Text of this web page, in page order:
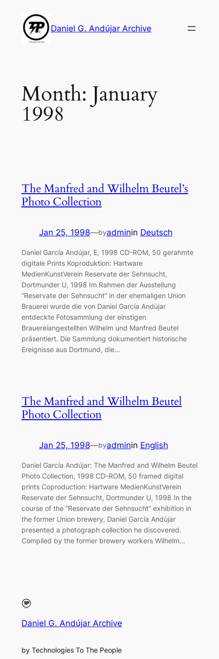
content
Daniel G. Andújar Archive
Month: January
1998
The Manfred and Wilhelm Beutel’s
Photo Collection
Jan 25, 1998—byadminin Deutsch
Daniel García Andújar, E, 1998 CD-ROM, 50 gerahmte
digitale Prints Koproduktion: Hartware
MedienKunstVerein Reservate der Sehnsucht,
Dortmunder U, 1998 Im Rahmen der Ausstellung
“Reservate der Sehnsucht” in der ehemaligen Union
Brauerei wurde die von Daniel García Andùjar
entdeckte Fotosammlung der einstigen
Brauereiangestellten Wilhelm und Manfred Beutel
präsentiert. Die Sammlung dokumentiert historische
Ereignisse aus Dortmund, die…
The Manfred and Wilhelm Beutel
Photo Collection
Jan 25, 1998—byadminin English
Daniel García Andújar: The Manfred and Wilhelm Beutel
Photo Collection, 1998 CD-ROM, 50 framed digital
prints Coproduction: Hartware MedienKunstVerein
Reservate der Sehnsucht, Dortmunder U, 1998 In the
course of the “Reservate der Sehnsucht” exhibition in
the former Union brewery, Daniel García Andùjar
presented a photograph collection he discovered.
Compiled by the former brewery workers Wilhelm…
Daniel G. Andújar Archive
by Technologies To The People